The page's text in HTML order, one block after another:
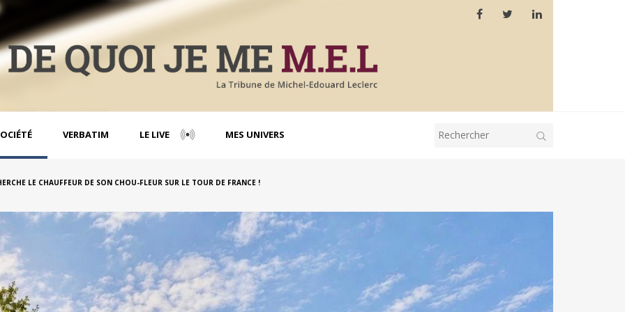
VERBATIM LE LIVE MES UNIVERS
LE CHAUFFEUR DE SON CHOU-FLEUR SUR LE TOUR DE FRANCE !